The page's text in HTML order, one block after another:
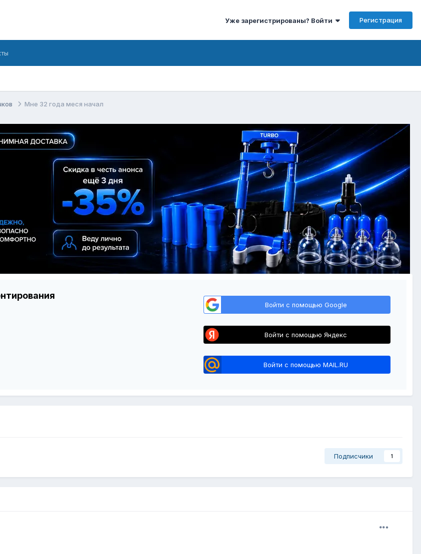
Уже зарегистрированы? Войти Регистрация
Мне 32 года меся начал
Войти с помощью Google
Войти с помощью Яндекс
Войти с помощью MAIL.RU
Подписчики 1